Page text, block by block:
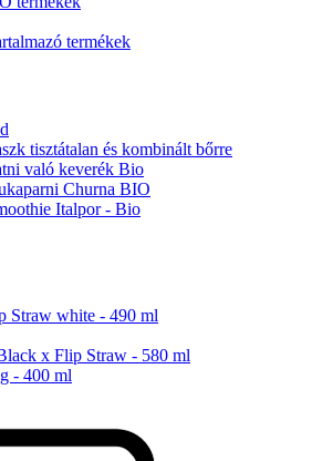
termékek
tisztátalan és kombinált bőrre
való keverék Bio
Churna BIO
Italpor - Bio
Straw white - 490 ml
x Flip Straw - 580 ml
- 400 ml